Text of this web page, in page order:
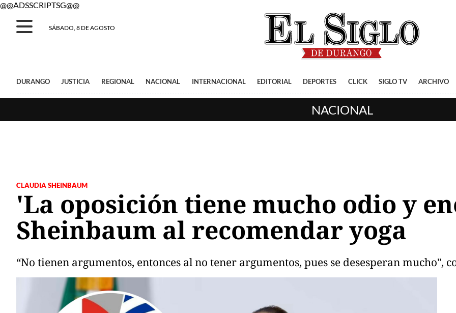
@@ADSSCRIPTSG@@
SÁBADO, 8 DE AGOSTO
DURANGO JUSTICIA REGIONAL NACIONAL INTERNACIONAL EDITORIAL DEPORTES CLICK SIGLO TV ARCHIVO
NACIONAL
CLAUDIA SHEINBAUM
'La oposición tiene mucho odio y
Sheinbaum al recomendar yoga
“No tienen argumentos, entonces al no tener argumentos, pues se desesperan mucho",